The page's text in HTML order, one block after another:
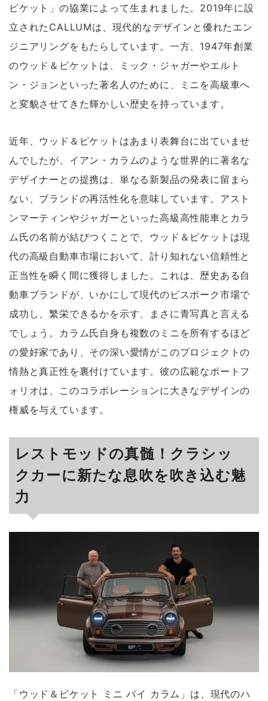
ピケット」の協業によって生まれました。2019年に設
立されたCALLUMは、現代的なデザインと優れたエン
ジニアリングをもたらしています。一方、1947年創業
のウッド＆ピケットは、ミック・ジャガーやエルト
ン・ジョンといった著名人のために、ミニを高級車へ
と変貌させてきた輝かしい歴史を持っています。
近年、ウッド＆ピケットはあまり表舞台に出ていませ
んでしたが、イアン・カラムのような世界的に著名な
デザイナーとの提携は、単なる新製品の発表に留まら
ない、ブランドの再活性化を意味しています。アスト
ンマーティンやジャガーといった高級高性能車とカラ
ム氏の名前が結びつくことで、ウッド＆ピケットは現
代の高級自動車市場において、計り知れない信頼性と
正当性を瞬く間に獲得しました。これは、歴史ある自
動車ブランドが、いかにして現代のビスポーク市場で
成功し、繁栄できるかを示す、まさに青写真と言える
でしょう。カラム氏自身も複数のミニを所有するほど
の愛好家であり、その深い愛情がこのプロジェクトの
情熱と真正性を裏付けています。彼の広範なポートフ
ォリオは、このコラボレーションに大きなデザインの
権威を与えています。
レストモッドの真髄！クラシッ
クカーに新たな息吹を吹き込む魅
力
「ウッド＆ピケット ミニ バイ カラム」は、現代のハ